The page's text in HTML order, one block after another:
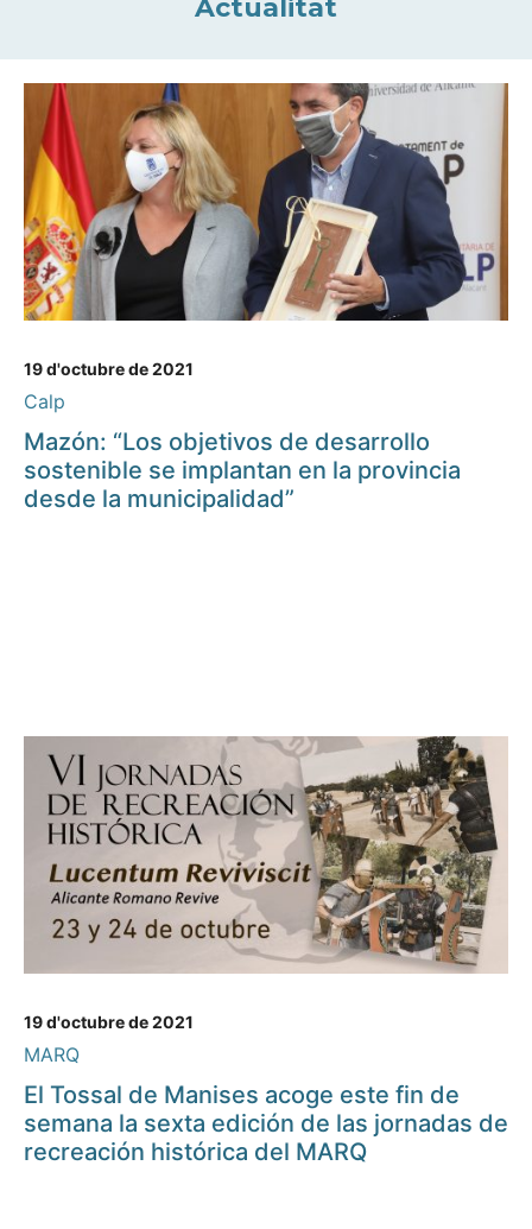
Actualitat
19 d'octubre de 2021
Calp
Mazón: “Los objetivos de desarrollo
sostenible se implantan en la provincia
desde la municipalidad”
19 d'octubre de 2021
MARQ
El Tossal de Manises acoge este fin de
semana la sexta edición de las jornadas de
recreación histórica del MARQ